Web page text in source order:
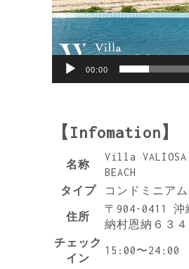
00:00
【Infomation】
名称
Villa VALIOSA
BEACH
タイプ
コンドミニア
住所
〒904-0411 沖
納村恩納６３４
チェック
イン
15:00〜24:00